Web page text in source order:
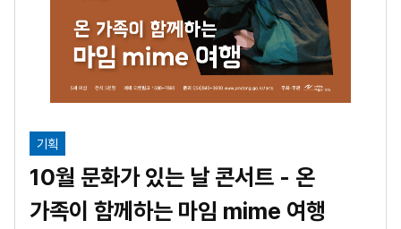
기획
10월 문화가 있는 날 콘서트 - 온
가족이 함께하는 마임 mime 여행